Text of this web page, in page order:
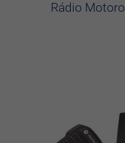
Rádio